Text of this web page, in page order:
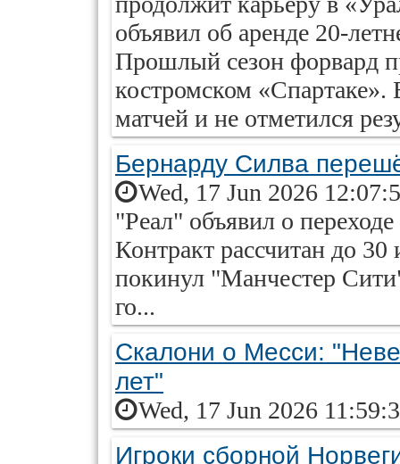
объявил об аренде 20-
Прошлый сезон форвард
костромском
матчей и не отметился
Бернарду Силва
Wed, 17 Jun 2026
"Реал" объявил о
Контракт рассчитан до
покинул "Манчестер
го...
Скалони о Месси:
лет"
Wed, 17 Jun 2026
Игроки сборной